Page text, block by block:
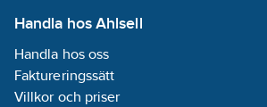
Handla hos Ahlsell
Handla hos oss
Faktureringssätt
Villkor och priser